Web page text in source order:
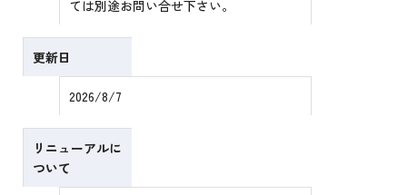
ては別途お問い合せ下さい。
更新日
2026/8/7
リニューアルに
ついて